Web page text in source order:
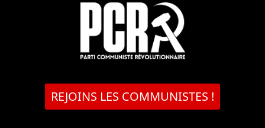
REJOINS LES COMMUNISTES !